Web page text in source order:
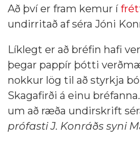
Að því er fram kemur í
undirritað af séra Jóni
Líklegt er að bréfin hafi
þegar pappír þótti
nokkur lög til að styrkja
Skagafirði á einu
um að ræða undirskrift
prófasti J. Konráðs syni